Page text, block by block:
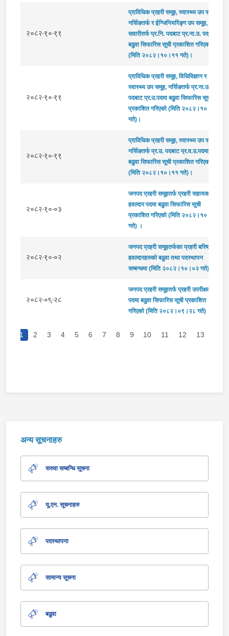
२०८२-१०-११
प्राविधिक प्रहरी समूह, स्वास्थ्य उप समूह,
नर्सिङतर्फ र ईन्जिनियरिङ्ग उप समूह,
सवारीतर्फ प्र.नि. पदबाट प्र.ना.उ. पदमा
बढुवा सिफारिस सूची प्रकाशित गरिएको
(मिति २०८२।१०।११ गते)।
२०८२-१०-११
प्राविधिक प्रहरी समूह, विधिविज्ञान र
स्वास्थ्य उप समूह, नर्सिङतर्फ प्र.ना.उ.
पदबाट प्र.उ.पदमा बढुवा सिफारिस सूची
प्रकाशित गरिएको (मिति २०८२।१०।११
गते)।
२०८२-१०-११
प्राविधिक प्रहरी समूह, स्वास्थ्य उप समूह,
नर्सिङतर्फ प्र.उ. पदबाट प्र.व.उ.पदमा
बढुवा सिफारिस सूची प्रकाशित गरिएको
(मिति २०८२।१०।११ गते)।
२०८२-१०-०३
जनपद प्रहरी समूहतर्फ प्रहरी सहायक
हवल्दार पदमा बढुवा सिफारिस सूची
प्रकाशित गरिएको (मिति २०८२।१०।०२
गते) ।
२०८२-१०-०२
जनपद प्रहरी समूहतर्फका प्रहरी बरिष्ठ
हवल्दारहरुको बढुवा तथा पदस्थापन
सम्बन्धमा (मिति २०८२।१०।०२ गते) ।
२०८२-०९-२८
जनपद प्रहरी समूहतर्फ प्रहरी उपरीक्षक
पदमा बढुवा सिफारिस सूची प्रकाशित
गरिएको (मिति २०८२।०९।२८ गते) ।
1 2 3 4 5 6 7 8 9 10 11 12 13
अन्य सूचनाहरु
सरुवा सम्बन्धि सूचना
यू.एन. सूचनाहरु
पदस्थापना
सामान्य सूचना
बढुवा